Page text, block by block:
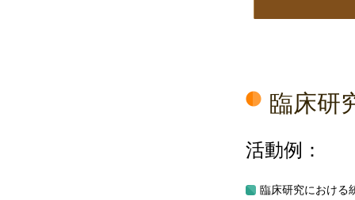
臨床研
活動例：
臨床研究における